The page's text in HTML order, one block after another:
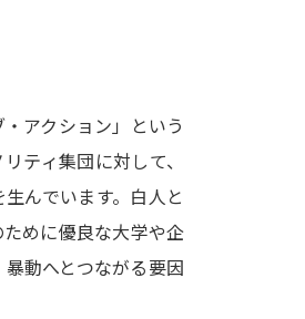
オープンキャンパス検索
実施プロ
来場型・Web型イベント特集
受験準備
アクション」という
ティ集団に対して、
んでいます。白人と
めに優良な大学や企
動へとつながる要因